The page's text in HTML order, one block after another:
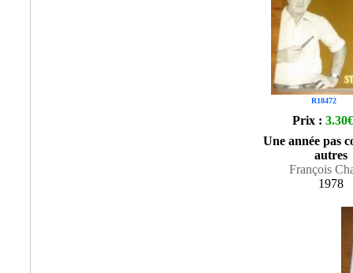
R18472
Prix : 3.30€
Une année pas
autres
François
1978